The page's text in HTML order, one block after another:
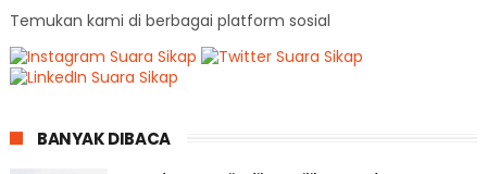
Temukan kami di berbagai platform sosial
BANYAK DIBACA